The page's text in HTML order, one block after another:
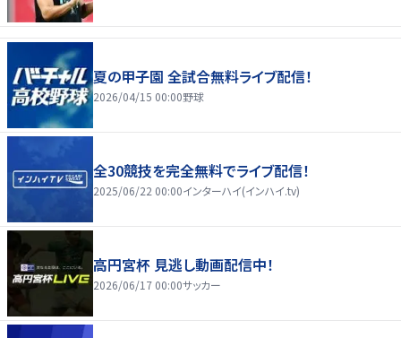
夏の甲子園 全試合無料ライブ配信！
2026/04/15 00:00野球
全30競技を完全無料でライブ配信！
2025/06/22 00:00インターハイ(インハイ.tv)
高円宮杯 見逃し動画配信中！
2026/06/17 00:00サッカー